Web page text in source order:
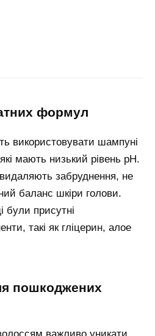
формул
використовувати шампуні
мають низький рівень pH.
видаляють забруднення, не
баланс шкіри голови.
були присутні
такі як гліцерин, алое